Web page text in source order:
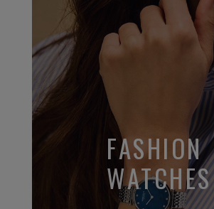
FASHION
WATCHES